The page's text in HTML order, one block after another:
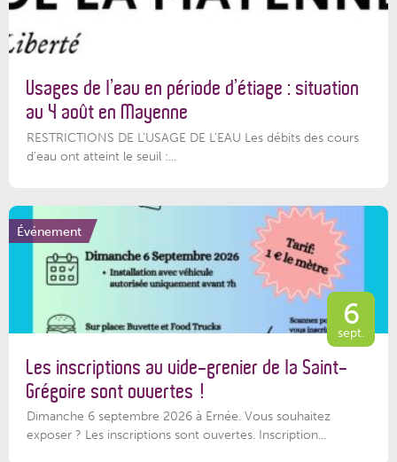
Usages de l’eau en période d’étiage : situation
au 4 août en Mayenne
RESTRICTIONS DE L’USAGE DE L’EAU Les débits des cours
d'eau ont atteint le seuil :...
Événement
6
sept.
Les inscriptions au vide-grenier de la Saint-
Grégoire sont ouvertes !
Dimanche 6 septembre 2026 à Ernée. Vous souhaitez
exposer ? Les inscriptions sont ouvertes. Inscription...